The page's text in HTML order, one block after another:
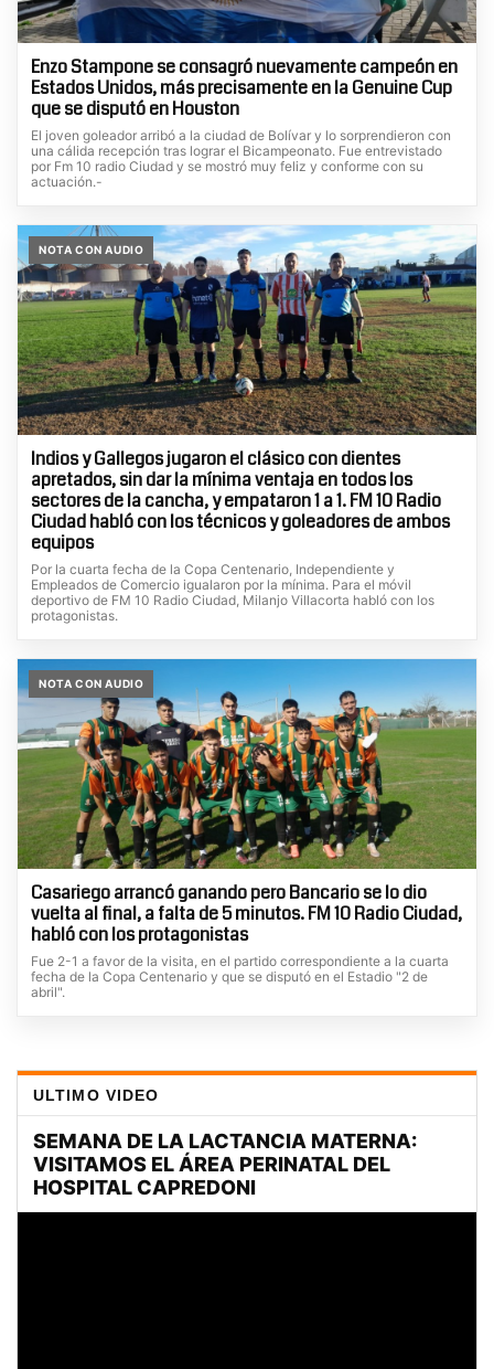
Enzo Stampone se consagró nuevamente campeón en
Estados Unidos, más precisamente en la Genuine Cup
que se disputó en Houston
El joven goleador arribó a la ciudad de Bolívar y lo sorprendieron con
una cálida recepción tras lograr el Bicampeonato. Fue entrevistado
por Fm 10 radio Ciudad y se mostró muy feliz y conforme con su
actuación.-
NOTA CON AUDIO
Indios y Gallegos jugaron el clásico con dientes
apretados, sin dar la mínima ventaja en todos los
sectores de la cancha, y empataron 1 a 1. FM 10 Radio
Ciudad habló con los técnicos y goleadores de ambos
equipos
Por la cuarta fecha de la Copa Centenario, Independiente y
Empleados de Comercio igualaron por la mínima. Para el móvil
deportivo de FM 10 Radio Ciudad, Milanjo Villacorta habló con los
protagonistas.
NOTA CON AUDIO
Casariego arrancó ganando pero Bancario se lo dio
vuelta al final, a falta de 5 minutos. FM 10 Radio Ciudad,
habló con los protagonistas
Fue 2-1 a favor de la visita, en el partido correspondiente a la cuarta
fecha de la Copa Centenario y que se disputó en el Estadio "2 de
abril".
ULTIMO VIDEO